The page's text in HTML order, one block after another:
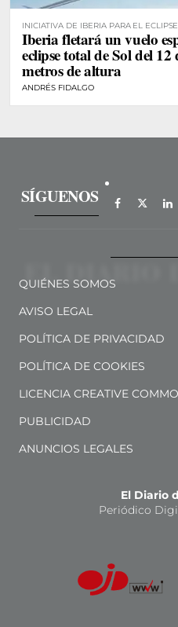
INICIATIVA DE IBERIA PARA EL
Iberia fletará un vuelo
eclipse total de Sol del 12
metros de altura
ANDRÉS FIDALGO
SÍGUENOS
QUIÉNES SOMOS
AVISO LEGAL
POLÍTICA DE PRIVACIDAD
POLÍTICA DE COOKIES
LICENCIA CREATIVE
PUBLICIDAD
ANUNCIOS LEGALES
El Diario
Periódico